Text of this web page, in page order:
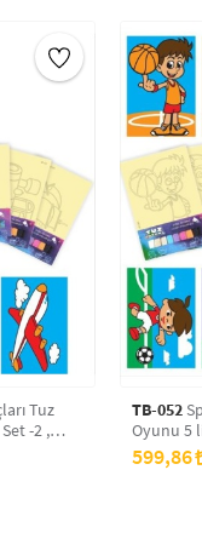
kum boyama oyunu evde
gibi çocuklar için evde
geliştirici oyundur.
Tuz
-2 ,
TB-052
Oyunu 5
Aktivite ,
TB-052
599,86